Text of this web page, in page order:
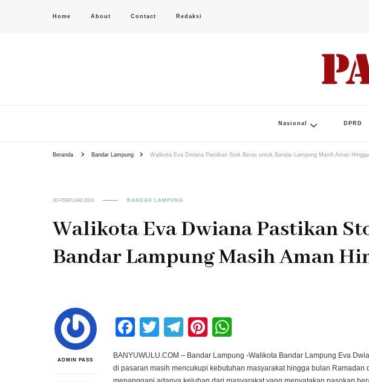
Home About Contact Redaksi
Nasional DPRD
Beranda Bandar Lampung Walikota Eva Dwiana Pastikan Stok Beras untuk Bandar Lampung Masih Aman
20 FEBRUARI 2024 BANDAR LAMPUNG
Walikota Eva Dwiana Pastikan
Bandar Lampung Masih Aman
ADMIN PASS
Facebook
TwitterTelegram
Pinterest
BANYUWULU.COM – Bandar Lampung -Walikota Bandar Lampung Eva
di pasaran masih mencukupi kebutuhan masyarakat hingga bulan